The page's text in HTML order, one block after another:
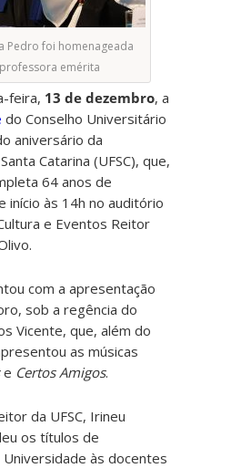
Pedro foi homenageada
emérita
feira, 13 de dezembro, a
do Conselho Universitário
aniversário da
Catarina (UFSC), que,
64 anos de
início às 14h no auditório
e Eventos Reitor
com a apresentação
sob a regência do
Vicente, que, além do
as músicas
e Certos Amigos.
da UFSC, Irineu
os títulos de
às docentes